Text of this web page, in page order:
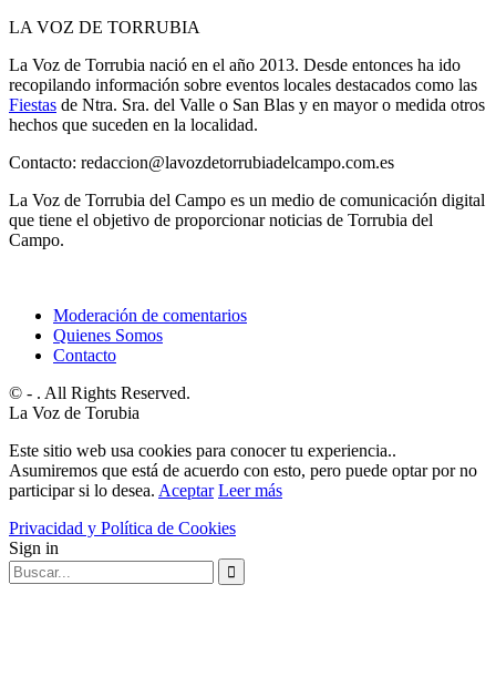
LA VOZ DE TORRUBIA
La Voz de Torrubia nació en el año 2013. Desde entonces ha ido
recopilando información sobre eventos locales destacados como las
Fiestas de Ntra. Sra. del Valle o San Blas y en mayor o medida otros
hechos que suceden en la localidad.
Contacto: redaccion@lavozdetorrubiadelcampo.com.es
La Voz de Torrubia del Campo es un medio de comunicación digital
que tiene el objetivo de proporcionar noticias de Torrubia del
Campo.
Moderación de comentarios
Quienes Somos
Contacto
© - . All Rights Reserved.
La Voz de Torubia
Este sitio web usa cookies para conocer tu experiencia..
Asumiremos que está de acuerdo con esto, pero puede optar por no
participar si lo desea. Aceptar Leer más
Privacidad y Política de Cookies
Sign in